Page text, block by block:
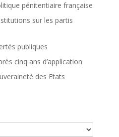
pénitentiaire française
sur les partis
publiques
cinq ans d’application
des Etats